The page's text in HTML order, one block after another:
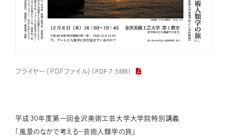
フライヤー（PDFファイル） （PDF 7.5MB）
平成３０年度第一回金沢美術工芸大学大学院特別講義
「風景のなかで考える－芸術人類学の旅」